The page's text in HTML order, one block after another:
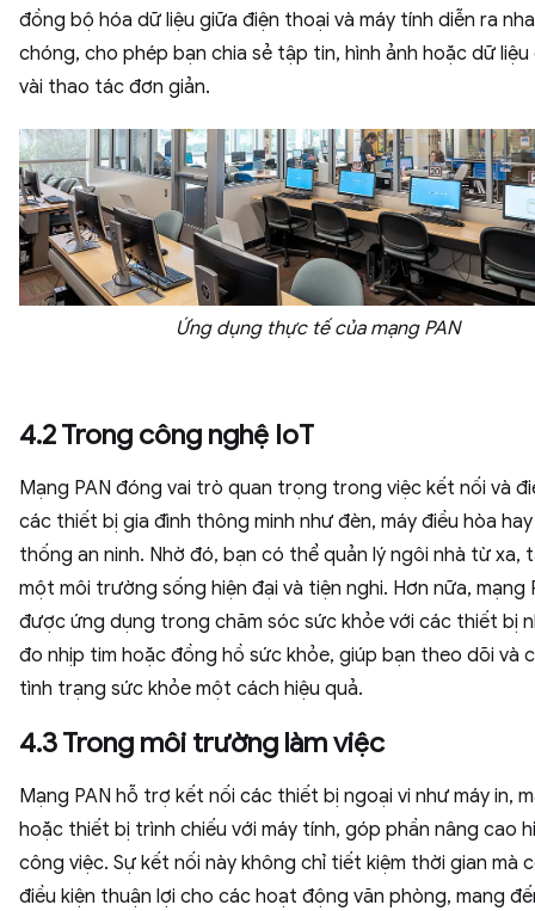
đồng bộ hóa dữ liệu giữa điện thoại và máy tính diễn ra
chóng, cho phép bạn chia sẻ tập tin, hình ảnh hoặc dữ liệu
vài thao tác đơn giản.
Ứng dụng thực tế của mạng PAN
4.2 Trong công nghệ IoT
Mạng PAN đóng vai trò quan trọng trong việc kết nối và
các thiết bị gia đình thông minh như đèn, máy điều hòa
thống an ninh. Nhờ đó, bạn có thể quản lý ngôi nhà từ xa,
một môi trường sống hiện đại và tiện nghi. Hơn nữa, mạng
được ứng dụng trong chăm sóc sức khỏe với các thiết bị
đo nhịp tim hoặc đồng hồ sức khỏe, giúp bạn theo dõi và
tình trạng sức khỏe một cách hiệu quả.
4.3 Trong môi trường làm việc
Mạng PAN hỗ trợ kết nối các thiết bị ngoại vi như máy in,
hoặc thiết bị trình chiếu với máy tính, góp phần nâng cao
công việc. Sự kết nối này không chỉ tiết kiệm thời gian mà
điều kiện thuận lợi cho các hoạt động văn phòng, mang